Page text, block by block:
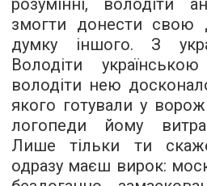
змогти донести свою
думку іншого. З
Володіти
володіти нею
якого готували у
логопеди йому
Лише тільки ти
одразу маєш вирок: